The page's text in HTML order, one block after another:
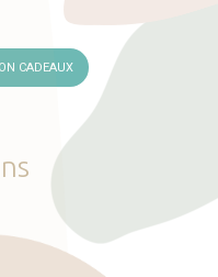
CADEAUX